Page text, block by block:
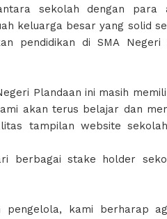
sekolah dengan para
keluarga besar yang solid
pendidikan di SMA Negeri
Plandaan ini masih
akan terus belajar dan
tampilan website
berbagai stake holder
pengelola, kami berharap